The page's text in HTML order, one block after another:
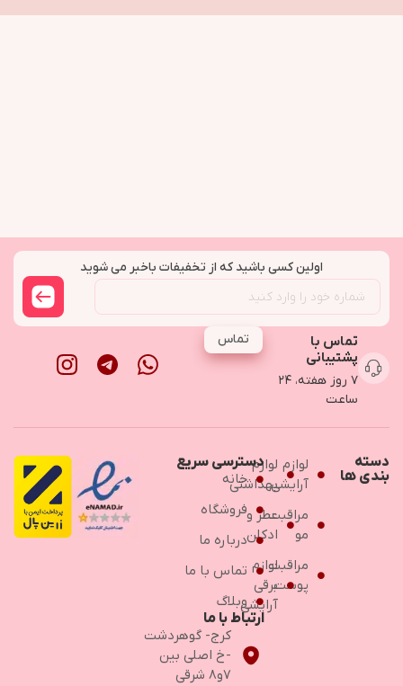
اولین کسی باشید که از تخفیفات باخبر می شوید
تماس با
پشتیبانی
۷ روز هفته، ۲۴
ساعت
تماس
دسته
بندی ها
لوازم
آرایشی
مراقبت
مو
مراقبت
پوست
لوازم
بهداشتی
عطر و
ادکلن
لوازم
برقی
آرایشی
دسترسی سریع
خانه
فروشگاه
درباره ما
تماس با ما
وبلاگ
ارتباط با ما
کرج- گوهردشت
-خ اصلی بین
۷و۸ شرقی